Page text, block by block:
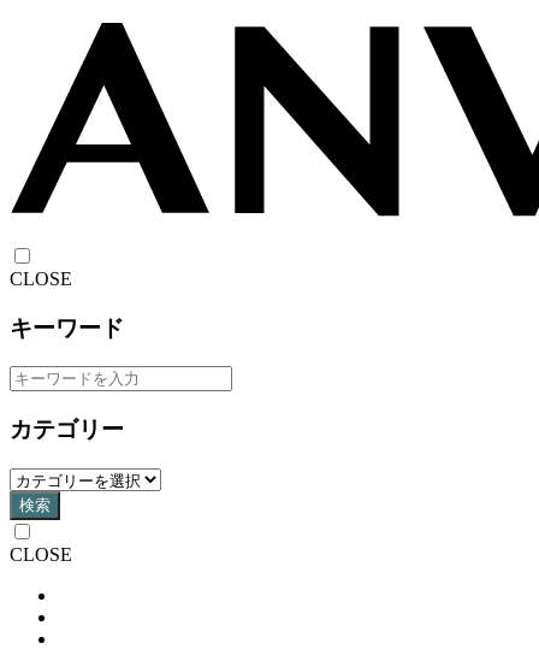
CLOSE
キーワード
カテゴリー
検索
CLOSE